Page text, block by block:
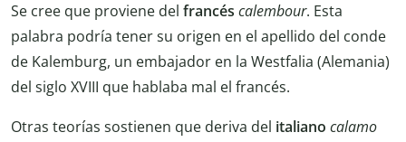
Se cree que proviene del francés calembour. Esta
palabra podría tener su origen en el apellido del conde
de Kalemburg, un embajador en la Westfalia (Alemania)
del siglo XVIII que hablaba mal el francés.
Otras teorías sostienen que deriva del italiano calamo